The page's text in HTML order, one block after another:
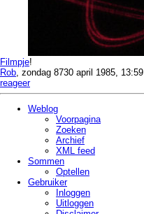
Filmpje!
Rob, zondag 8730 april 1985, 13:59
reageer
Weblog
Voorpagina
Zoeken
Archief
XML feed
Sommen
Optellen
Gebruiker
Inloggen
Uitloggen